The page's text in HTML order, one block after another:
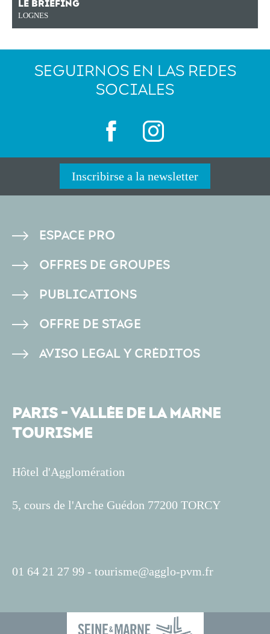
LE BRIEFING
LOGNES
SEGUIRNOS EN LAS REDES
SOCIALES
Inscribirse a la newsletter
PIED
DE
ESPACE PRO
OFFRES DE GROUPES
PUBLICATIONS
OFFRE DE STAGE
AVISO LEGAL Y CRÉDITOS
PARIS - VALLÉE DE LA MARNE
TOURISME
Hôtel d'Agglomération
5, cours de l'Arche Guédon 77200 TORCY
01 64 21 27 99 - tourisme@agglo-pvm.fr